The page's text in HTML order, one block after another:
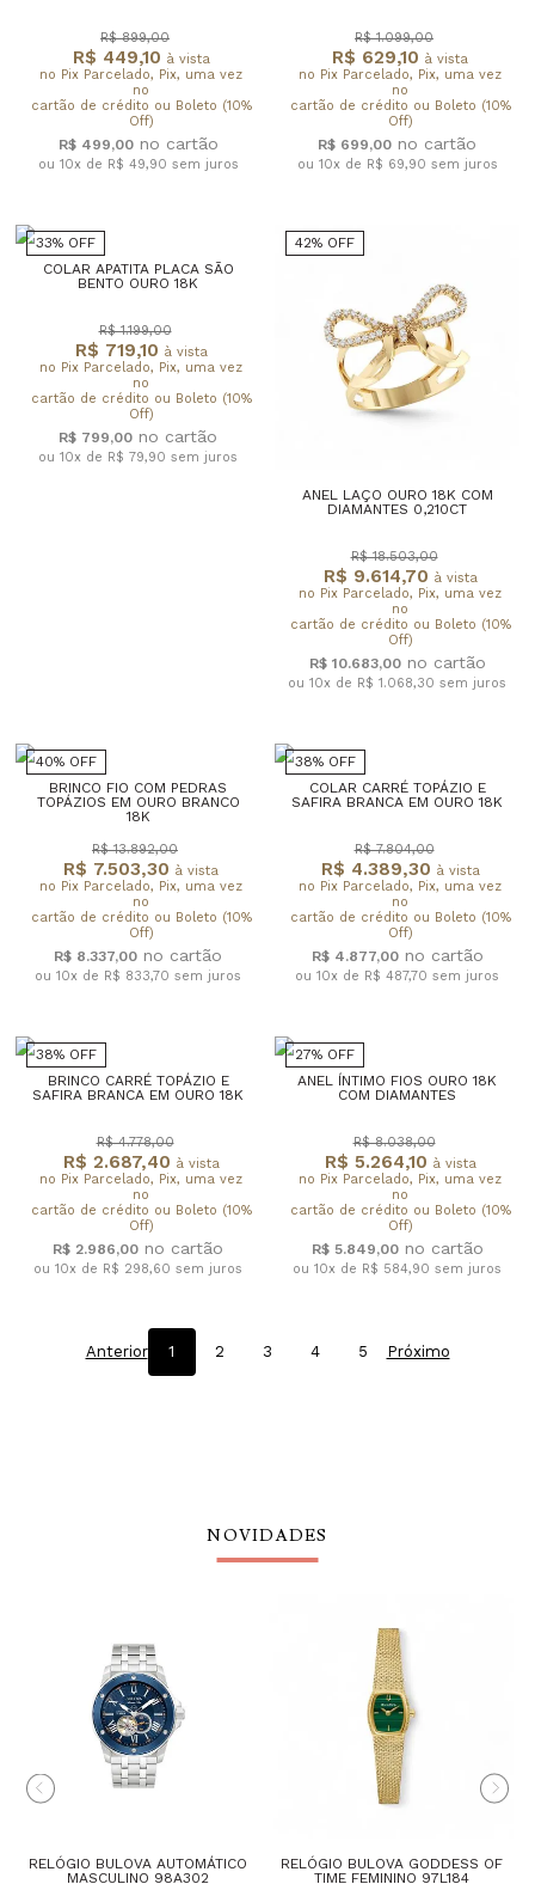
R$ 449,10 à vista
no Pix Parcelado, Pix, uma vez
no
cartão de crédito ou Boleto (10%
Off)
R$ 899,00
R$ 499,00
ou 10x de R$ 49,90 sem juros
R$ 629,10 à vista
no Pix Parcelado, Pix, uma vez
no
cartão de crédito ou Boleto (10%
Off)
R$ 1.099,00
R$ 699,00
ou 10x de R$ 69,90 sem juros
33% OFF
COLAR APATITA PLACA SÃO
BENTO OURO 18K
R$ 719,10 à vista
no Pix Parcelado, Pix, uma vez
no
cartão de crédito ou Boleto (10%
Off)
R$ 1.199,00
R$ 799,00
ou 10x de R$ 79,90 sem juros
42% OFF
ANEL LAÇO OURO 18K COM
DIAMANTES 0,210CT
R$ 9.614,70 à vista
no Pix Parcelado, Pix, uma vez
no
cartão de crédito ou Boleto (10%
Off)
R$ 18.503,00
R$ 10.683,00
ou 10x de R$ 1.068,30 sem juros
40% OFF
BRINCO FIO COM PEDRAS
TOPÁZIOS EM OURO BRANCO
18K
R$ 7.503,30 à vista
no Pix Parcelado, Pix, uma vez
no
cartão de crédito ou Boleto (10%
Off)
R$ 13.892,00
R$ 8.337,00
ou 10x de R$ 833,70 sem juros
38% OFF
COLAR CARRÉ TOPÁZIO E
SAFIRA BRANCA EM OURO 18K
R$ 4.389,30 à vista
no Pix Parcelado, Pix, uma vez
no
cartão de crédito ou Boleto (10%
Off)
R$ 7.804,00
R$ 4.877,00
ou 10x de R$ 487,70 sem juros
38% OFF
BRINCO CARRÉ TOPÁZIO E
SAFIRA BRANCA EM OURO 18K
R$ 2.687,40 à vista
no Pix Parcelado, Pix, uma vez
no
cartão de crédito ou Boleto (10%
Off)
R$ 4.778,00
R$ 2.986,00
ou 10x de R$ 298,60 sem juros
27% OFF
ANEL ÍNTIMO FIOS OURO 18K
COM DIAMANTES
R$ 5.264,10 à vista
no Pix Parcelado, Pix, uma vez
no
cartão de crédito ou Boleto (10%
Off)
R$ 8.038,00
R$ 5.849,00
ou 10x de R$ 584,90 sem juros
Anterior 1 2 3 4 5 Próximo
NOVIDADES
RELÓGIO BULOVA AUTOMÁTICO
MASCULINO 98A302
RELÓGIO BULOVA GODDESS OF
TIME FEMININO 97L184